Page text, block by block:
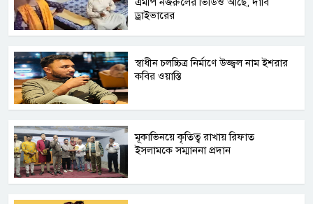
ড্রাইভারের
স্বাধীন চলচ্চিত্র নির্মাণে উজ্জ্বল নাম ইশরার
কবির ওয়াস্তি
মূকাভিনয়ে কৃতিত্ব রাখায় রিফাত
ইসলামকে সম্মাননা প্রদান